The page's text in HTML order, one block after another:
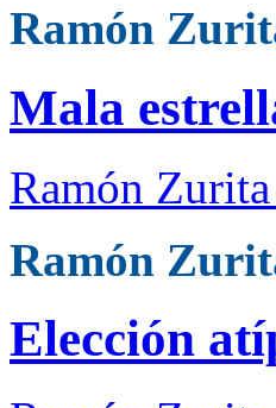
Ramón
Mala
Ramón Zurita
Ramón
Elección